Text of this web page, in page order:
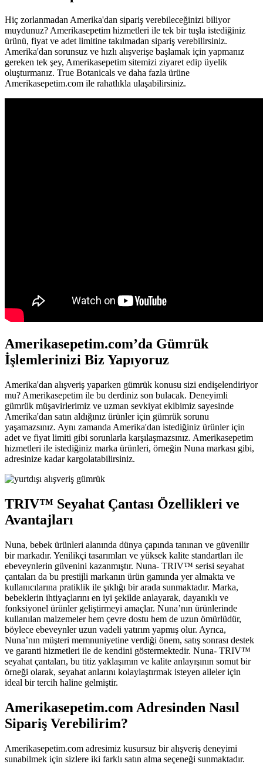
Hiç zorlanmadan Amerika'dan sipariş verebileceğinizi biliyor
muydunuz? Amerikasepetim hizmetleri ile tek bir tuşla istediğiniz
ürünü, fiyat ve adet limitine takılmadan sipariş verebilirsiniz.
Amerika'dan sorunsuz ve hızlı alışverişe başlamak için yapmanız
gereken tek şey, Amerikasepetim sitemizi ziyaret edip üyelik
oluşturmanız. True Botanicals ve daha fazla ürüne
Amerikasepetim.com ile rahatlıkla ulaşabilirsiniz.
Amerikasepetim.com’da Gümrük
İşlemlerinizi Biz Yapıyoruz
Amerika'dan alışveriş yaparken gümrük konusu sizi endişelendiriyor
mu? Amerikasepetim ile bu derdiniz son bulacak. Deneyimli
gümrük müşavirlerimiz ve uzman sevkiyat ekibimiz sayesinde
Amerika'dan satın aldığınız ürünler için gümrük sorunu
yaşamazsınız. Aynı zamanda Amerika'dan istediğiniz ürünler için
adet ve fiyat limiti gibi sorunlarla karşılaşmazsınız. Amerikasepetim
hizmetleri ile istediğiniz marka ürünleri, örneğin Nuna markası gibi,
adresinize kadar kargolatabilirsiniz.
TRIV™ Seyahat Çantası Özellikleri ve
Avantajları
Nuna, bebek ürünleri alanında dünya çapında tanınan ve güvenilir
bir markadır. Yenilikçi tasarımları ve yüksek kalite standartları ile
ebeveynlerin güvenini kazanmıştır. Nuna- TRIV™ serisi seyahat
çantaları da bu prestijli markanın ürün gamında yer almakta ve
kullanıcılarına pratiklik ile şıklığı bir arada sunmaktadır. Marka,
bebeklerin ihtiyaçlarını en iyi şekilde anlayarak, dayanıklı ve
fonksiyonel ürünler geliştirmeyi amaçlar. Nuna’nın ürünlerinde
kullanılan malzemeler hem çevre dostu hem de uzun ömürlüdür,
böylece ebeveynler uzun vadeli yatırım yapmış olur. Ayrıca,
Nuna’nın müşteri memnuniyetine verdiği önem, satış sonrası destek
ve garanti hizmetleri ile de kendini göstermektedir. Nuna- TRIV™
seyahat çantaları, bu titiz yaklaşımın ve kalite anlayışının somut bir
örneği olarak, seyahat anlarını kolaylaştırmak isteyen aileler için
ideal bir tercih haline gelmiştir.
Amerikasepetim.com Adresinden Nasıl
Sipariş Verebilirim?
Amerikasepetim.com adresimiz kusursuz bir alışveriş deneyimi
sunabilmek için sizlere iki farklı satın alma seçeneği sunmaktadır.